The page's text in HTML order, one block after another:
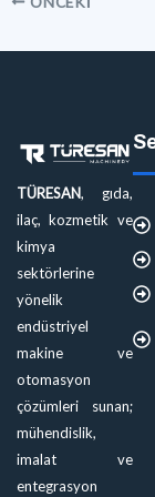
TÜRESAN, gıda,
ilaç, kozmetik ve
kimya
sektörlerine
yönelik
endüstriyel
makine ve
otomasyon
çözümleri sunan;
mühendislik,
imalat ve
entegrasyon